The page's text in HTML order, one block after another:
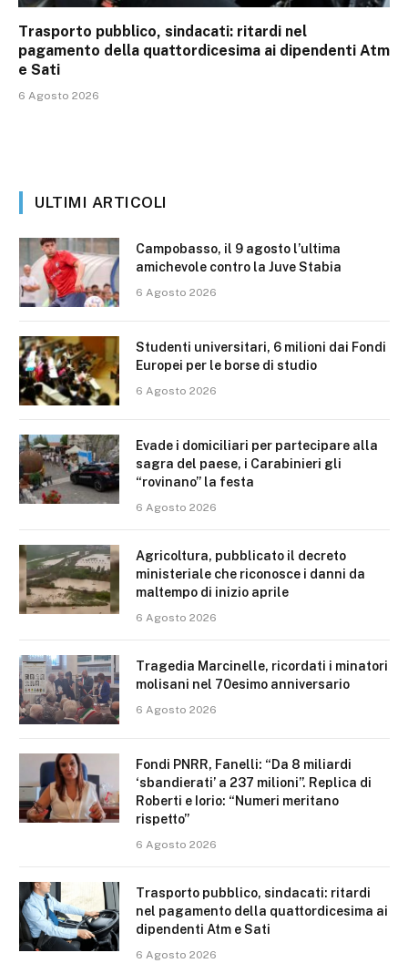
Trasporto pubblico, sindacati: ritardi nel
pagamento della quattordicesima ai dipendenti Atm
e Sati
6 Agosto 2026
ULTIMI ARTICOLI
Campobasso, il 9 agosto l’ultima
amichevole contro la Juve Stabia
6 Agosto 2026
Studenti universitari, 6 milioni dai Fondi
Europei per le borse di studio
6 Agosto 2026
Evade i domiciliari per partecipare alla
sagra del paese, i Carabinieri gli
“rovinano” la festa
6 Agosto 2026
Agricoltura, pubblicato il decreto
ministeriale che riconosce i danni da
maltempo di inizio aprile
6 Agosto 2026
Tragedia Marcinelle, ricordati i minatori
molisani nel 70esimo anniversario
6 Agosto 2026
Fondi PNRR, Fanelli: “Da 8 miliardi
‘sbandierati’ a 237 milioni”. Replica di
Roberti e Iorio: “Numeri meritano
rispetto”
6 Agosto 2026
Trasporto pubblico, sindacati: ritardi
nel pagamento della quattordicesima ai
dipendenti Atm e Sati
6 Agosto 2026